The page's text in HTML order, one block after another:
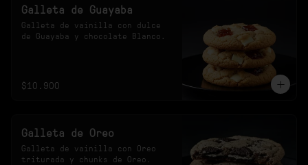
Galleta de Guayaba
Galleta de vainilla con dulce
de Guayaba y chocolate Blanco.
$10.900
Galleta de Oreo
Galleta de vainilla con Oreo
triturada y chunks de Oreo.